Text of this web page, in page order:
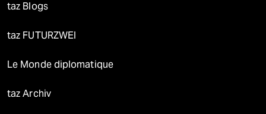
taz Blogs
taz FUTURZWEI
Le Monde diplomatique
taz Archiv